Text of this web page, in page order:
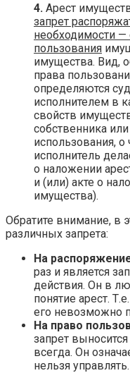
4. Арест
запрет
необходимости —
пользования
имущества. Вид,
права
определяются
исполнителем в
свойств
собственника
использования,
исполнитель
о наложении
и (или) акте о
имущества).
Обратите внимание, в
различных запрета:
На
раз и является
действия. Он в
понятие арест.
его невозможно
На право
запрет
всегда. Он
нельзя управлять.